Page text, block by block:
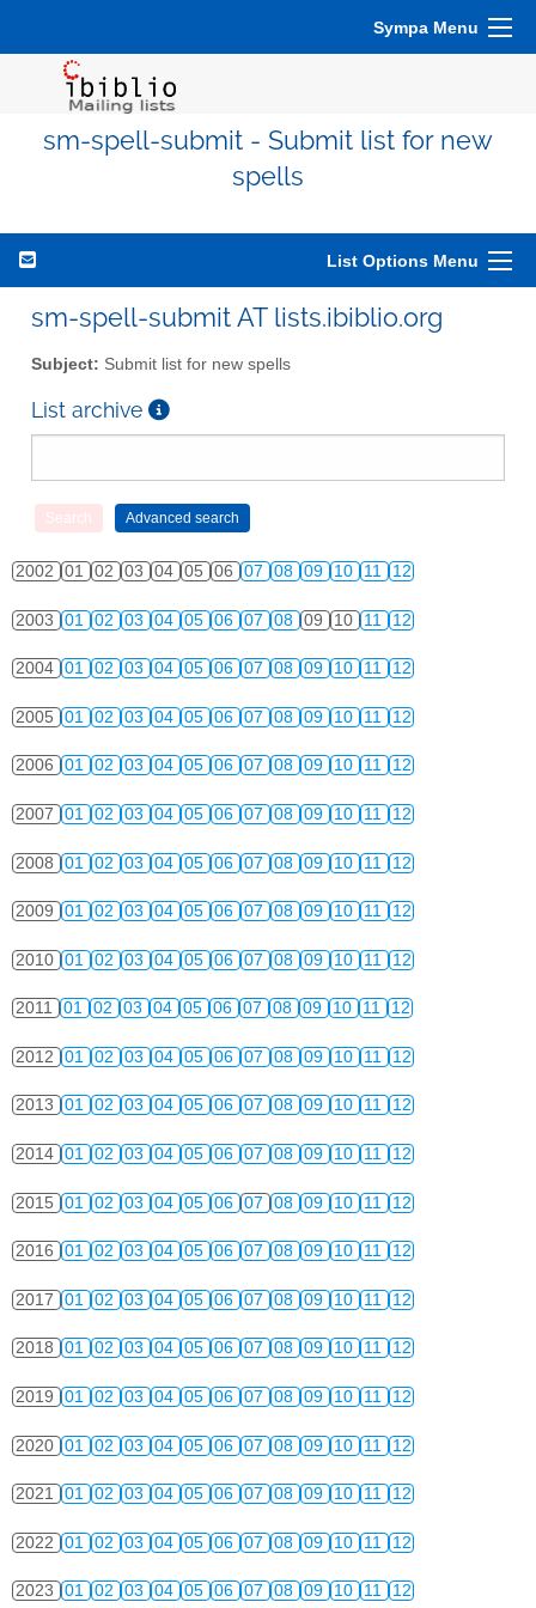
Sympa Menu
sm-spell-submit - Submit list for new
spells
List Options Menu
sm-spell-submit AT lists.ibiblio.org
Subject: Submit list for new spells
List archive
2002 01 02 03 04 05 06 07 08 09 10 11 12
2003 01 02 03 04 05 06 07 08 09 10 11 12
2004 01 02 03 04 05 06 07 08 09 10 11 12
2005 01 02 03 04 05 06 07 08 09 10 11 12
2006 01 02 03 04 05 06 07 08 09 10 11 12
2007 01 02 03 04 05 06 07 08 09 10 11 12
2008 01 02 03 04 05 06 07 08 09 10 11 12
2009 01 02 03 04 05 06 07 08 09 10 11 12
2010 01 02 03 04 05 06 07 08 09 10 11 12
2011 01 02 03 04 05 06 07 08 09 10 11 12
2012 01 02 03 04 05 06 07 08 09 10 11 12
2013 01 02 03 04 05 06 07 08 09 10 11 12
2014 01 02 03 04 05 06 07 08 09 10 11 12
2015 01 02 03 04 05 06 07 08 09 10 11 12
2016 01 02 03 04 05 06 07 08 09 10 11 12
2017 01 02 03 04 05 06 07 08 09 10 11 12
2018 01 02 03 04 05 06 07 08 09 10 11 12
2019 01 02 03 04 05 06 07 08 09 10 11 12
2020 01 02 03 04 05 06 07 08 09 10 11 12
2021 01 02 03 04 05 06 07 08 09 10 11 12
2022 01 02 03 04 05 06 07 08 09 10 11 12
2023 01 02 03 04 05 06 07 08 09 10 11 12